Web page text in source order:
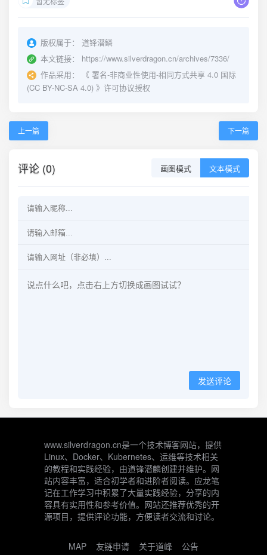
版权属于：
道锋潜鳞
本文链接：
https://www.silverdragon.cn/archives/7336/
作品采用：
《 署名-非商业性使用-相同方式共享 4.0 国际
(CC BY-NC-SA 4.0) 》许可协议授权
上一篇 下一篇
评论 (0) 画图模式 文本模式
发送评论
www.silverdragon.cn是一个技术博客网站，提供
Linux、Docker、Kubernetes、运维等技术相关
的教程和实践经验，由道锋潜麟创建并维护。网
站内容丰富，适合初学者和进阶者阅读。应龙笔
记在工作学习中积累了大量实践经验，分享的内
容具有实用性和参考价值。网站还推荐优秀的开
源项目，提供评论功能，方便读者交流和讨论。
MAP 友链申请 关于道峰 公告